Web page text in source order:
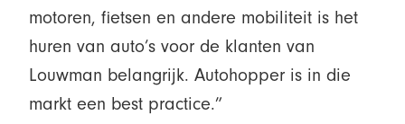
motoren, fietsen en andere mobiliteit is het
huren van auto’s voor de klanten van
Louwman belangrijk. Autohopper is in die
markt een best practice.”